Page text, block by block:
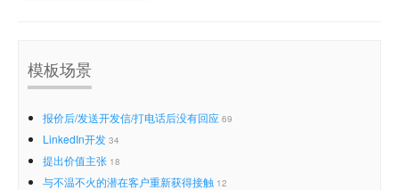
模板场景
报价后/发送开发信/打电话后没有回应 69
LinkedIn开发 34
提出价值主张 18
与不温不火的潜在客户重新获得接触 12